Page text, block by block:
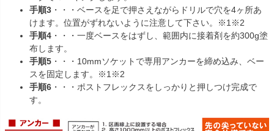
手順3 ・・・ベースを足で押さえながらドリルで穴を4ヶ所あ
けます。位置がずれないように注意して下さい。※1※2
手順4 ・・・一度ベースをはずし、範囲内に接着剤を約300g塗
布します。
手順5 ・・・10mmソケットで専用アンカーを締め込み、ベー
スを固定します。※1※2
手順6 ・・・ポストフレックスをしっかりと押しつけ完成で
す。